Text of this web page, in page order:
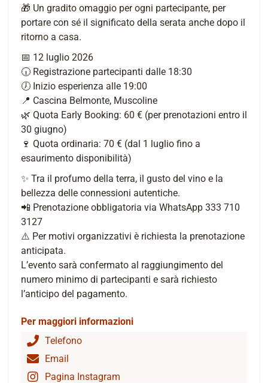
🎁 Un gradito omaggio per ogni partecipante, per
portare con sé il significato della serata anche dopo il
ritorno a casa.
📅 12 luglio 2026
🕡 Registrazione partecipanti dalle 18:30
🕖 Inizio esperienza alle 19:00
📍 Cascina Belmonte, Muscoline
🌿 Quota Early Booking: 60 € (per prenotazioni entro il
30 giugno)
🍷 Quota ordinaria: 70 € (dal 1 luglio fino a
esaurimento disponibilità)
✨ Tra il profumo della terra, il gusto del vino e la
bellezza delle connessioni autentiche.
📲 Prenotazione obbligatoria via WhatsApp 333 710
3127
⚠️ Per motivi organizzativi è richiesta la prenotazione
anticipata.
L’evento sarà confermato al raggiungimento del
numero minimo di partecipanti e sarà richiesto
l’anticipo del pagamento.
Per maggiori informazioni
Telefono
Email
Pagina Instagram